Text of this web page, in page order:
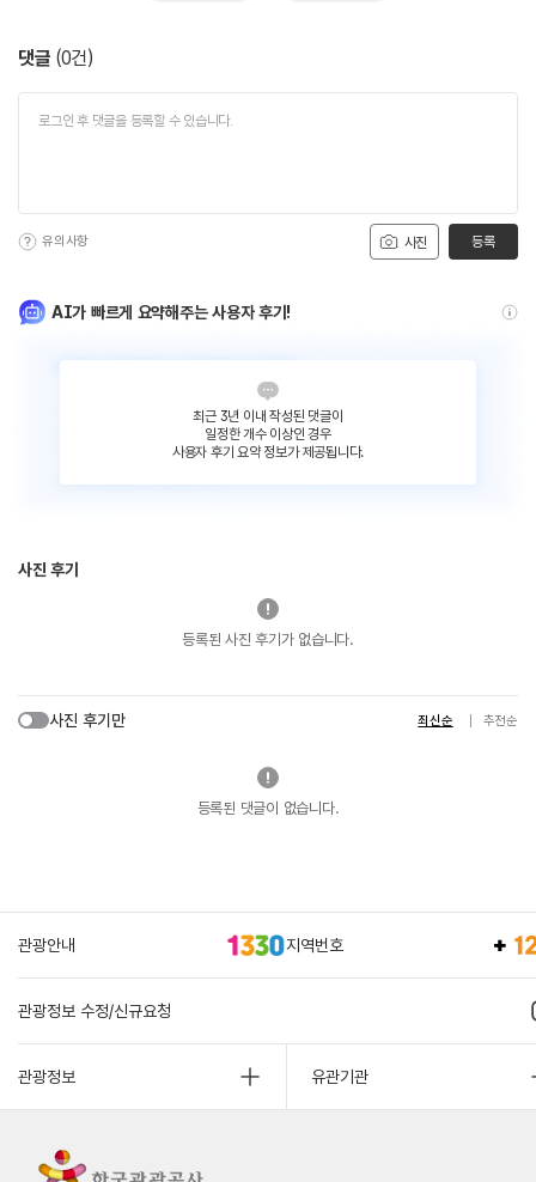
댓글 (0건)
사진
유의사항 등록
AI가 빠르게 요약해주는 사용자 후기!
최근 3년 이내 작성된 댓글이
일정한 개수 이상인 경우
사용자 후기 요약 정보가 제공됩니다.
사진 후기
등록된 사진 후기가 없습니다.
사진 후기만 최신순 추천순
등록된 댓글이 없습니다.
관광안내 지역번호
관광정보 수정/신규요청
관광정보 유관기관